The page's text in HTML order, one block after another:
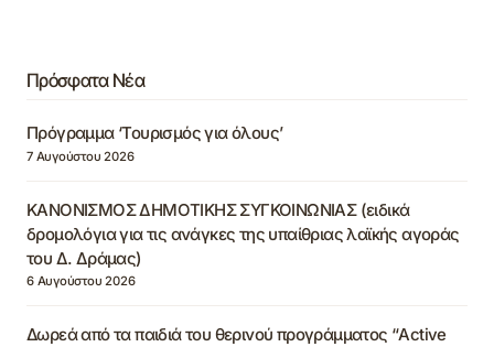
Πρόσφατα Νέα
Πρόγραμμα ‘Τουρισμός για όλους’
7 Αυγούστου 2026
ΚΑΝΟΝΙΣΜΟΣ ΔΗΜΟΤΙΚΗΣ ΣΥΓΚΟΙΝΩΝΙΑΣ (ειδικά
δρομολόγια για τις ανάγκες της υπαίθριας λαϊκής αγοράς
του Δ. Δράμας)
6 Αυγούστου 2026
Δωρεά από τα παιδιά του θερινού προγράμματος “Active